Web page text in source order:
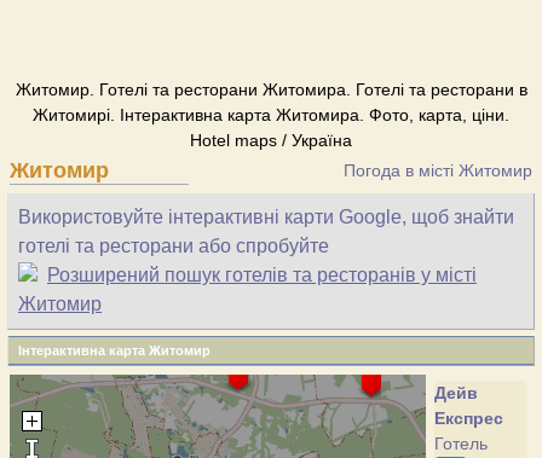
Житомир. Готелі та ресторани Житомира. Готелі та ресторани в
Житомирі. Інтерактивна карта Житомира. Фото, карта, ціни.
Hotel maps / Україна
Житомир Погода в місті Житомир
Використовуйте інтерактивні карти Google, щоб знайти
готелі та ресторани або спробуйте
Розширений пошук готелів та ресторанів у місті
Житомир
Інтерактивна карта Житомир
Дейв
Експрес
Готель